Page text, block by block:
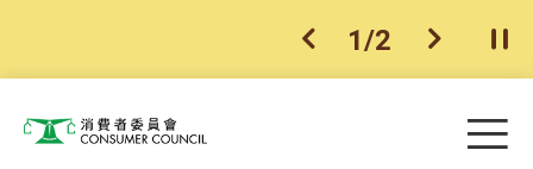
上一个
2/2 下一个开
消费者委员会 目